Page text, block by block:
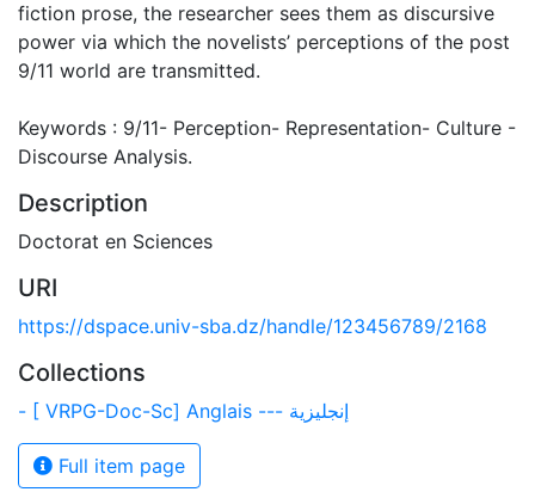
fiction prose, the researcher sees them as discursive
power via which the novelists’ perceptions of the post
9/11 world are transmitted.
Keywords : 9/11- Perception- Representation- Culture -
Discourse Analysis.
Description
Doctorat en Sciences
URI
https://dspace.univ-sba.dz/handle/123456789/2168
Collections
- [ VRPG-Doc-Sc] Anglais --- إنجليزية
Full item page